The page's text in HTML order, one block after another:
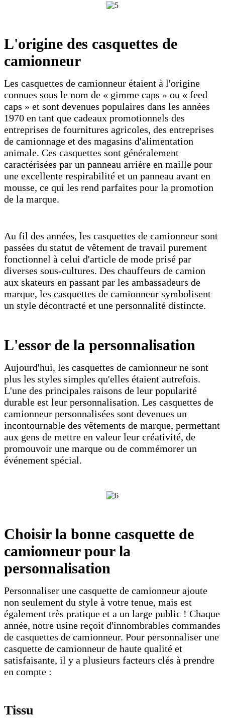
L'origine des casquettes de
camionneur
Les casquettes de camionneur étaient à l'origine
connues sous le nom de « gimme caps » ou « feed
caps » et sont devenues populaires dans les années
1970 en tant que cadeaux promotionnels des
entreprises de fournitures agricoles, des entreprises
de camionnage et des magasins d'alimentation
animale. Ces casquettes sont généralement
caractérisées par un panneau arrière en maille pour
une excellente respirabilité et un panneau avant en
mousse, ce qui les rend parfaites pour la promotion
de la marque.
Au fil des années, les casquettes de camionneur sont
passées du statut de vêtement de travail purement
fonctionnel à celui d'article de mode prisé par
diverses sous-cultures. Des chauffeurs de camion
aux skateurs en passant par les ambassadeurs de
marque, les casquettes de camionneur symbolisent
un style décontracté et une personnalité distincte.
L'essor de la personnalisation
Aujourd'hui, les casquettes de camionneur ne sont
plus les styles simples qu'elles étaient autrefois.
L'une des principales raisons de leur popularité
durable est leur personnalisation. Les casquettes de
camionneur personnalisées sont devenues un
incontournable des vêtements de marque, permettant
aux gens de mettre en valeur leur créativité, de
promouvoir une marque ou de commémorer un
événement spécial.
Choisir la bonne casquette de
camionneur pour la
personnalisation
Personnaliser une casquette de camionneur ajoute
non seulement du style à votre tenue, mais est
également très pratique et a un large public ! Chaque
année, notre usine reçoit d'innombrables commandes
de casquettes de camionneur. Pour personnaliser une
casquette de camionneur de haute qualité et
satisfaisante, il y a plusieurs facteurs clés à prendre
en compte :
Tissu